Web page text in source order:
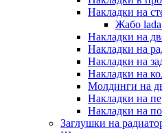
Накладки на
Жабо lada
Накладки на
Накладки на
Накладки на
Накладки на
Молдинги на
Накладки на
Накладки на
Заглушки на